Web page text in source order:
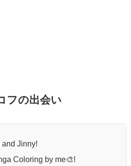
フの出会い
Jinny!
Coloring by me🎨!